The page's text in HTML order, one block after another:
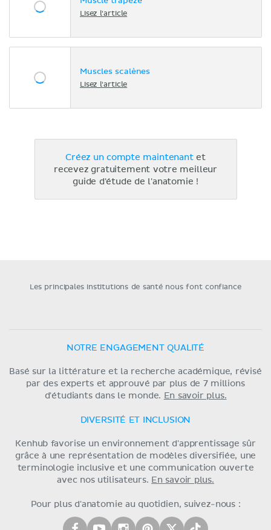
Lisez l'article
Muscles scalènes
Lisez l'article
Créez un compte maintenantet
recevez gratuitement votre meilleur
guide d'étude de l'anatomie !
Les principales institutions de santé nous font confiance
NOTRE ENGAGEMENT QUALITÉ
Basé sur la littérature et la recherche académique, révisé
par des experts et approuvé par plus de 7 millions
d'étudiants dans le monde. En savoir plus.
DIVERSITÉ ET INCLUSION
Kenhub favorise un environnement d'apprentissage sûr
grâce à une représentation de modèles diversifiée, une
terminologie inclusive et une communication ouverte
avec nos utilisateurs. En savoir plus.
Pour plus d'anatomie au quotidien, suivez-nous :